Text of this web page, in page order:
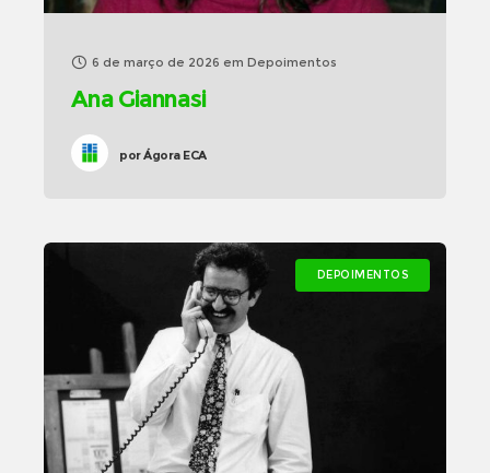
6 de março de 2026 em Depoimentos
Ana Giannasi
porÁgora ECA
DEPOIMENTOS